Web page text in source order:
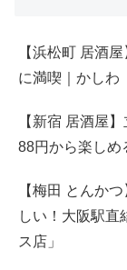
【浜松町 居酒
に満喫｜かしわ
【新宿 居酒屋
88円から楽しめ
【梅田 とんか
しい！大阪駅直
ス店」